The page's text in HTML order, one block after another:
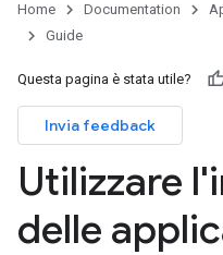
Home Documentation
Guide
Questa pagina è stata utile?
Invia feedback
Utilizzare
delle